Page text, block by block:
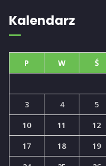
Kalendarz
P W Ś
3
4 5
10
11 12
17
18 19